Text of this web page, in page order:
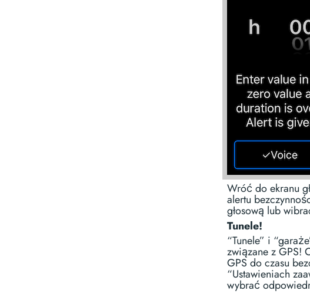
Wróć do ekranu
alertu
głosową lub
Tunele!
“Tunele” i
związane z GPS!
GPS do czasu
“Ustawieniach
wybrać